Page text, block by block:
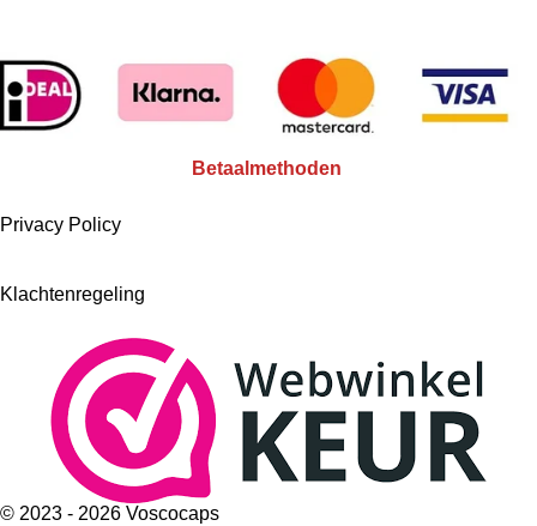
Betaalmethoden
Privacy Policy
Klachtenregeling
© 2023 - 2026 Voscocaps